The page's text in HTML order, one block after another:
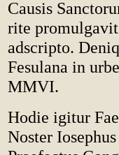
Causis
rite
adscripto.
Fesulana in
MMVI.
Hodie igitur
Noster